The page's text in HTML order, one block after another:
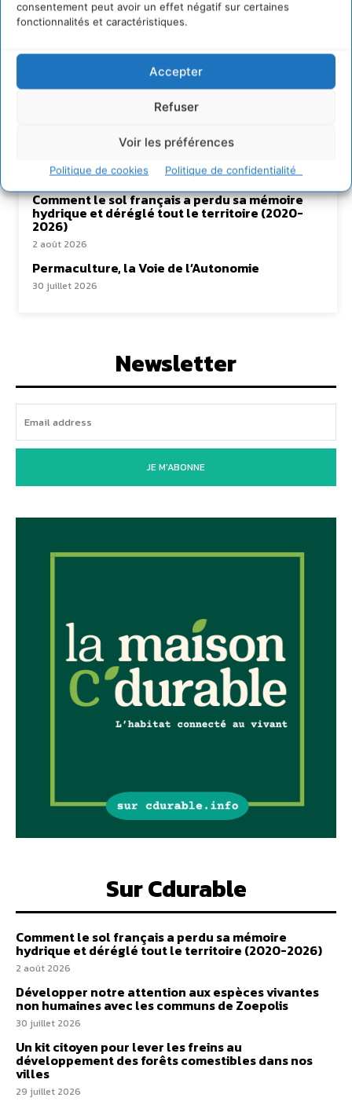
consentement peut avoir un effet négatif sur certaines
fonctionnalités et caractéristiques.
Accepter
Refuser
Voir les préférences
Politique de cookies Politique de confidentialité
Lire aussi
S’inspirer de l’arbre pour un modèle
économique régénératif du vivant …
IPBES : le « GIEC de la biodiversité » appelle les
4 août 2026
Comment le sol français a perdu sa mémoire
hydrique et déréglé tout le territoire (2020-
2026)
2 août 2026
Permaculture, la Voie de l’Autonomie
30 juillet 2026
Newsletter
JE M'ABONNE
Sur Cdurable
Comment le sol français a perdu sa mémoire
hydrique et déréglé tout le territoire (2020-2026)
2 août 2026
Développer notre attention aux espèces vivantes
non humaines avec les communs de Zoepolis
30 juillet 2026
Un kit citoyen pour lever les freins au
développement des forêts comestibles dans nos
villes
29 juillet 2026